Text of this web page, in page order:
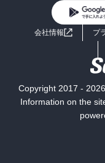
ライトノベル
ミステリー
よくあるご質問
会社情報 プ
Copyright 2017 -
Information on the